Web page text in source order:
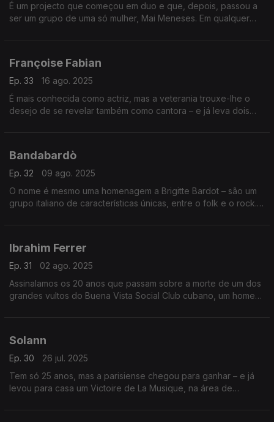
É um projecto que começou em duo e que, depois, passou a
ser um grupo de uma só mulher, Mai Meneses. Em qualquer
Françoise Fabian
Ep. 33
16 ago. 2025
É mais conhecida como actriz, mas a veterania trouxe-lhe o
desejo de se revelar também como cantora – e já leva dois
Bandabardò
Ep. 32
09 ago. 2025
O nome é mesmo uma homenagem a Brigitte Bardot – são um
grupo italiano de características únicas, entre o folk e o rock.
Ibrahim Ferrer
Ep. 31
02 ago. 2025
Assinalamos os 20 anos que passam sobre a morte de um dos
grandes vultos do Buena Vista Social Club cubano, um homem
Solann
Ep. 30
26 jul. 2025
Tem só 25 anos, mas a parisiense chegou para ganhar – e já
levou para casa um Victoire de La Musique, na área de